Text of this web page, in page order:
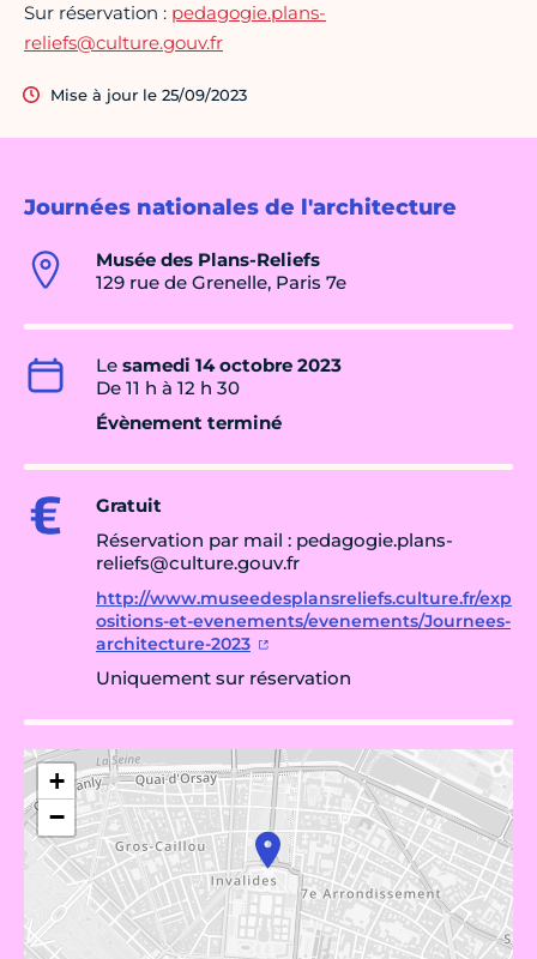
Journées nationales de l'architecture
Musée des Plans-Reliefs
129 rue de Grenelle, Paris 7e
Le samedi 14 octobre 2023
De 11 h à 12 h 30
Évènement terminé
Gratuit
Réservation par mail : pedagogie.plans-
reliefs@culture.gouv.fr
http://www.museedesplansreliefs.culture.fr/exp
ositions-et-evenements/evenements/Journees-
architecture-2023
Uniquement sur réservation
+
−
Sur réservation : pedagogie.plans-
reliefs@culture.gouv.fr
Mise à jour le 25/09/2023